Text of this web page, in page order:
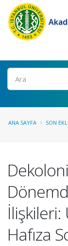
Ara
ANA SAYFA SON
İlişkileri:
Hafıza